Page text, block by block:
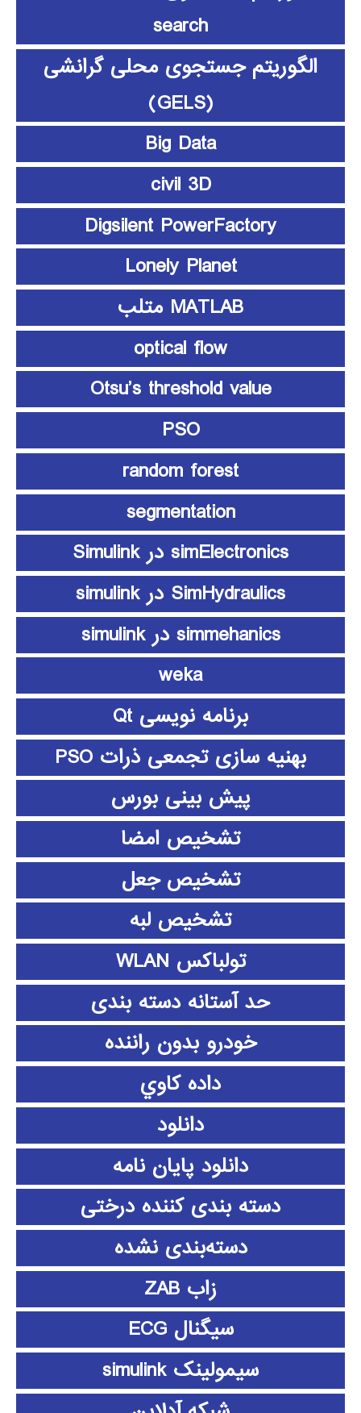
search
الگوریتم جستجوی محلی گرانشی
(GELS)
Big Data
civil 3D
Digsilent PowerFactory
Lonely Planet
MATLAB متلب
optical flow
Otsu’s threshold value
PSO
random forest
segmentation
simElectronics در Simulink
SimHydraulics در simulink
simmehanics در simulink
weka
برنامه نویسی Qt
بهنیه سازی تجمعی ذرات PSO
پیش بینی بورس
تشخیص امضا
تشخیص جعل
تشخیص لبه
تولباکس WLAN
حد آستانه دسته بندی
خودرو بدون راننده
داده كاوي
دانلود
دانلود پايان نامه
دسته بندی کننده درختی
دسته‌بندی نشده
زاب ZAB
سیگنال ECG
سیمولینک simulink